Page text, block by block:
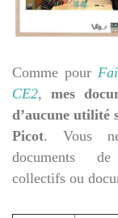
Comme pour
CE2, mes
d’aucune utilité
Picot. Vous
documents
collectifs ou